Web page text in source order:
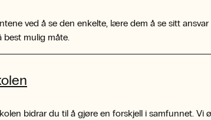
ved å se den enkelte, lære dem å se sitt
best mulig måte.
bidrar du til å gjøre en forskjell i samfunnet. Vi